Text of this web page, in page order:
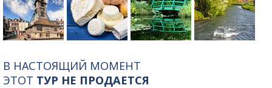
В НАСТОЯЩИЙ МОМЕНТ
ЭТОТ ТУР НЕ ПРОДАЕТСЯ